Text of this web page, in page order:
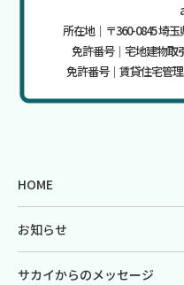
所在地｜〒360-0845 埼
免許番号｜宅地建物取
免許番号｜賃貸住宅管
HOME
お知らせ
サカイからのメッセージ